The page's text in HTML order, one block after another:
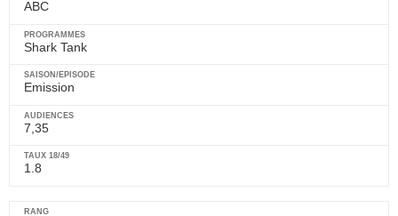
ABC
Shark Tank
Emission
7,35
1.8